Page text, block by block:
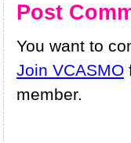
Post
You want to
Join VCASMO
member.